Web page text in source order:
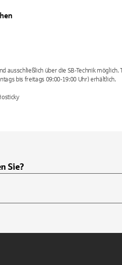
ausschließlich über die SB-Technik
bis freitags 09:00-19:00 Uhr) erhältlich.
Sie?